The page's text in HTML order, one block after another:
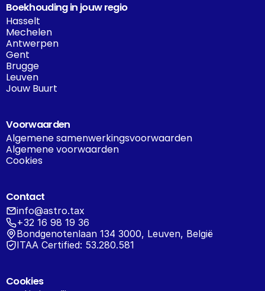
Boekhouding in jouw regio
Hasselt
Mechelen
Antwerpen
Gent
Brugge
Leuven
Jouw Buurt
Voorwaarden
Algemene samenwerkingsvoorwaarden
Algemene voorwaarden
Cookies
Contact
info@astro.tax
+32 16 98 19 36
Bondgenotenlaan 134 3000, Leuven, België
ITAA Certified: 53.280.581
Cookies